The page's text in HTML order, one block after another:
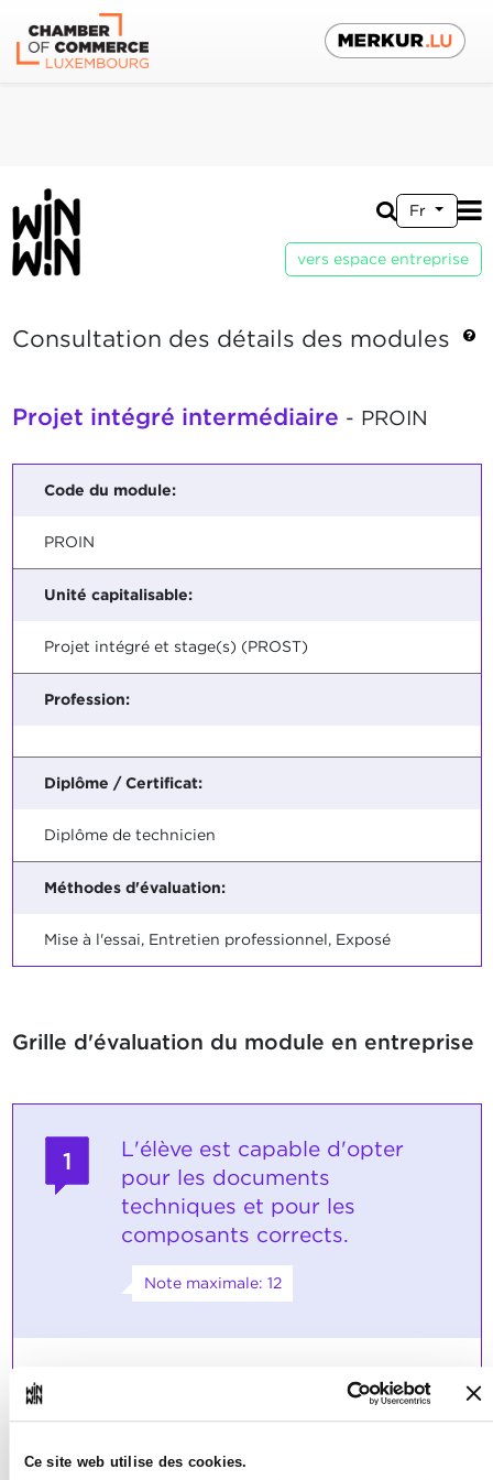
Ce site web utilise des cookies.
Fr
vers espace entreprise
Consultation des détails des modules
Projet intégré intermédiaire - PROIN
Code du module:
PROIN
Unité capitalisable:
Projet intégré et stage(s) (PROST)
Profession:
Diplôme / Certificat:
Diplôme de technicien
Méthodes d'évaluation:
Mise à l'essai, Entretien professionnel, Exposé
Grille d'évaluation du module en entreprise
1
L'élève est capable d'opter
pour les documents
techniques et pour les
composants corrects.
Note maximale: 12
L'élève opte pour des documents et
au sujet.